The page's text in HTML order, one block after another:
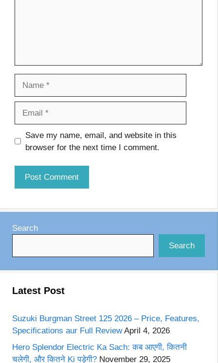
Website
Save my name, email, and website in this
browser for the next time I comment.
Search
Search
Latest Post
Suzuki Burgman Street 125 2026 – Price, Features,
Specifications aur Full Review April 4, 2026
Hero Splendor Electric Ka Sach: कब आएगी, कितनी
चलेगी, और कितने Ki पड़ेगी? November 29, 2025